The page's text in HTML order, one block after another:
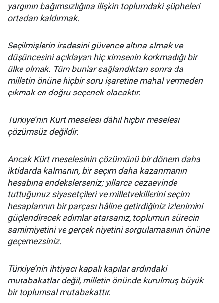
yargının bağımsızlığına ilişkin toplumdaki şüpheleri
ortadan kaldırmak.
Seçilmişlerin iradesini güvence altına almak ve
düşüncesini açıklayan hiç kimsenin korkmadığı bir
ülke olmak. Tüm bunlar sağlandıktan sonra da
milletin önüne hiçbir soru işaretine mahal vermeden
çıkmak en doğru seçenek olacaktır.
Türkiye’nin Kürt meselesi dâhil hiçbir meselesi
çözümsüz değildir.
Ancak Kürt meselesinin çözümünü bir dönem daha
iktidarda kalmanın, bir seçim daha kazanmanın
hesabına endekslerseniz; yıllarca cezaevinde
tuttuğunuz siyasetçileri ve milletvekillerini seçim
hesaplarının bir parçası hâline getirdiğiniz izlenimini
güçlendirecek adımlar atarsanız, toplumun sürecin
samimiyetini ve gerçek niyetini sorgulamasının önüne
geçemezsiniz.
Türkiye’nin ihtiyacı kapalı kapılar ardındaki
mutabakatlar değil, milletin önünde kurulmuş büyük
bir toplumsal mutabakattır.